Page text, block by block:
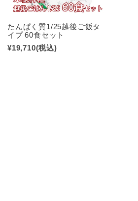
たんぱく質1/25越後ご飯タ
イプ 60食セット
¥19,710(税込)